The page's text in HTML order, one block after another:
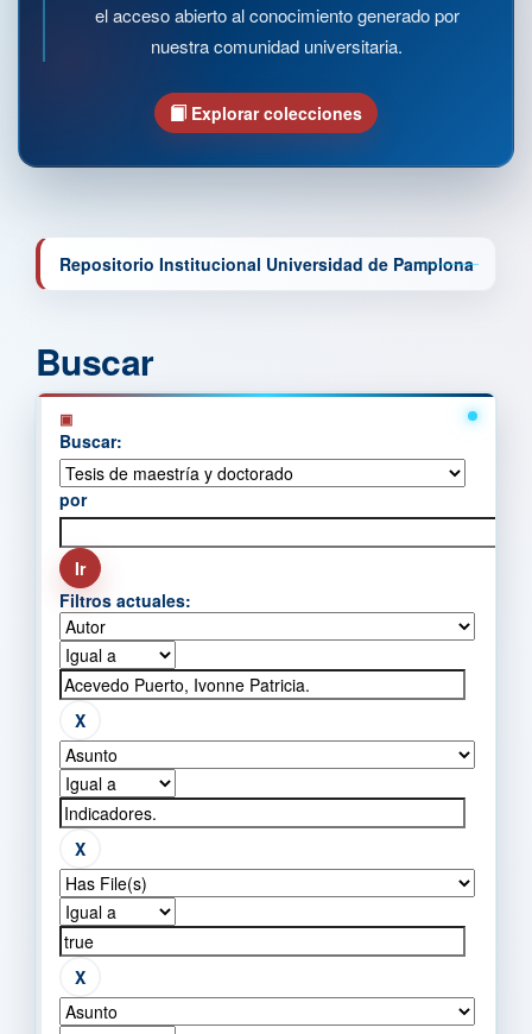
el acceso abierto al conocimiento generado por
nuestra comunidad universitaria.
Explorar colecciones
Repositorio Institucional Universidad de Pamplona
Buscar
Buscar:
por
Filtros actuales: